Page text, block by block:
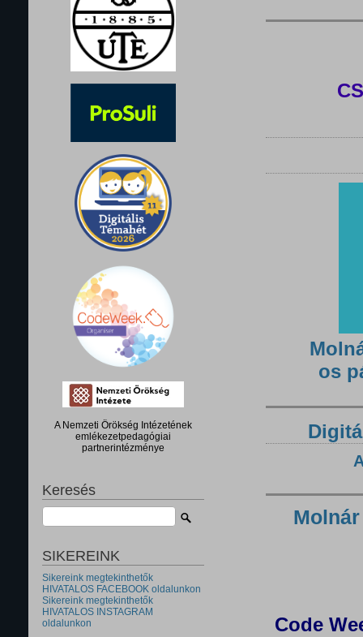
A Nemzeti Örökség Intézetének
emlékezetpedagógiai
partnerintézménye
Keresés
SIKEREINK
Sikereink megtekinthetők
HIVATALOS FACEBOOK oldalunkon
Sikereink megtekinthetők
HIVATALOS INSTAGRAM
oldalunkon
os
Code